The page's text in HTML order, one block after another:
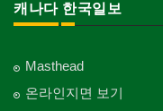
캐나다 한국일보
Masthead
온라인지면 보기